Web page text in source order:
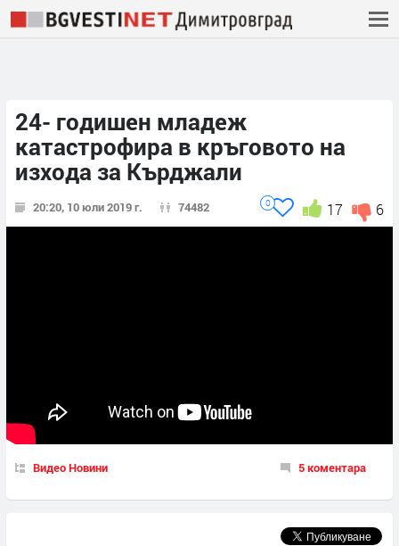
24- годишен младеж
катастрофира в кръговото на
изхода за Кърджали
20:20, 10 юли 2019 г. 74482 6
17
0
Видео Новини 5 коментара